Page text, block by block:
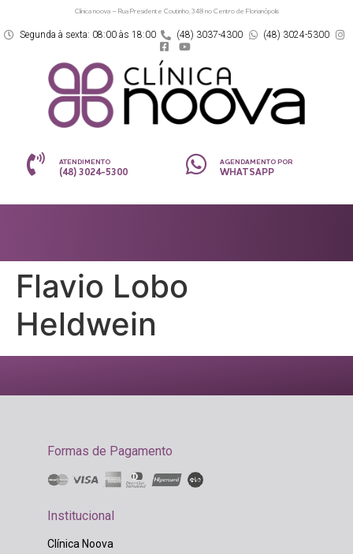
Clínica noova – Rua Presidente Coutinho, 348 no Centro de Florianópolis
Segunda à sexta: 08:00 às 18:00 (48) 3037-4300 (48) 3024-5300
ATENDIMENTO
(48) 3024-5300
AGENDAMENTO POR
WHATSAPP
Flavio Lobo
Heldwein
Formas de Pagamento
Institucional
Clínica Noova